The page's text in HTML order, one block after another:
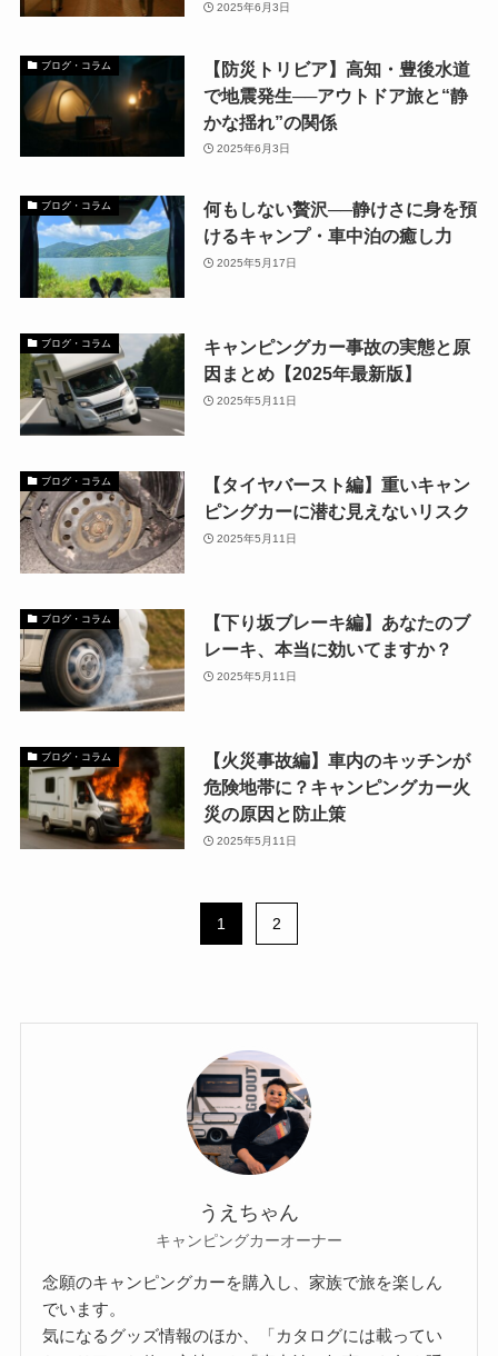
2025年6月3日
ブログ・コラム
【防災トリビア】高知・豊後水道
で地震発生──アウトドア旅と“静
かな揺れ”の関係
2025年6月3日
ブログ・コラム
何もしない贅沢──静けさに身を預
けるキャンプ・車中泊の癒し力
2025年5月17日
ブログ・コラム
キャンピングカー事故の実態と原
因まとめ【2025年最新版】
2025年5月11日
ブログ・コラム
【タイヤバースト編】重いキャン
ピングカーに潜む見えないリスク
2025年5月11日
ブログ・コラム
【下り坂ブレーキ編】あなたのブ
レーキ、本当に効いてますか？
2025年5月11日
ブログ・コラム
【火災事故編】車内のキッチンが
危険地帯に？キャンピングカー火
災の原因と防止策
2025年5月11日
1 2
うえちゃん
キャンピングカーオーナー
念願のキャンピングカーを購入し、家族で旅を楽しん
でいます。
気になるグッズ情報のほか、「カタログには載ってい